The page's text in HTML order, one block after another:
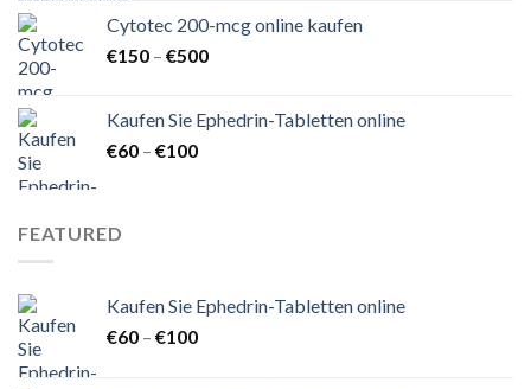
Cytotec 200-mcg online kaufen
€150 – €500Preisspanne:
€500
Kaufen Sie Ephedrin-Tabletten online
€60 – €100Preisspanne:
FEATURED
Kaufen Sie Ephedrin-Tabletten online
€60 – €100Preisspanne: